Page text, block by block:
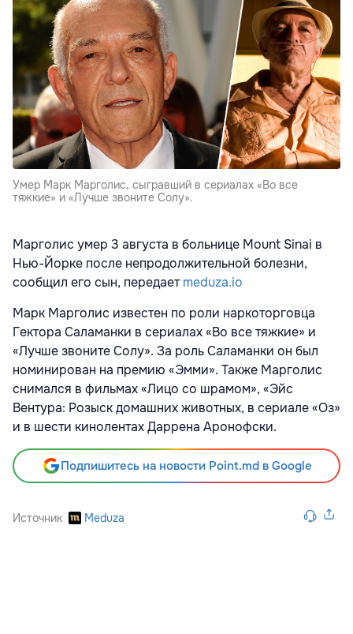
Умер Марк Марголис, сыгравший в сериалах «Во все
тяжкие» и «Лучше звоните Солу».
Марголис умер 3 августа в больнице Mount Sinai в
Нью-Йорке после непродолжительной болезни,
сообщил его сын, передаетmeduza.io
Марк Марголис известен по роли наркоторговца
Гектора Саламанки в сериалах «Во все тяжкие» и
«Лучше звоните Солу». За роль Саламанки он был
номинирован на премию «Эмми». Также Марголис
снимался в фильмах «Лицо со шрамом», «Эйс
Вентура: Розыск домашних животных, в сериале «Оз»
и в шести кинолентах Даррена Аронофски.
Подпишитесь на новости Point.md в Google
Источник Meduza